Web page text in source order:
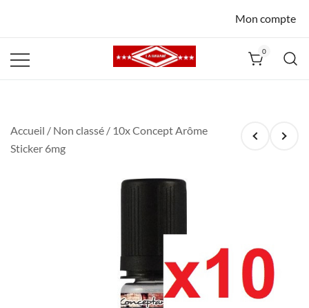
Mon compte
0
Accueil / Non classé / 10x Concept Arôme
Sticker 6mg